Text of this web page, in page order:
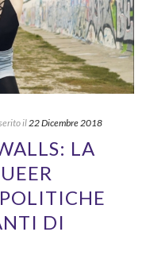
il22 Dicembre 2018
LA
DI